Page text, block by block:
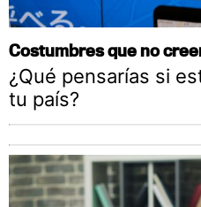
Costumbres que no
¿Qué pensarías si
tu país?